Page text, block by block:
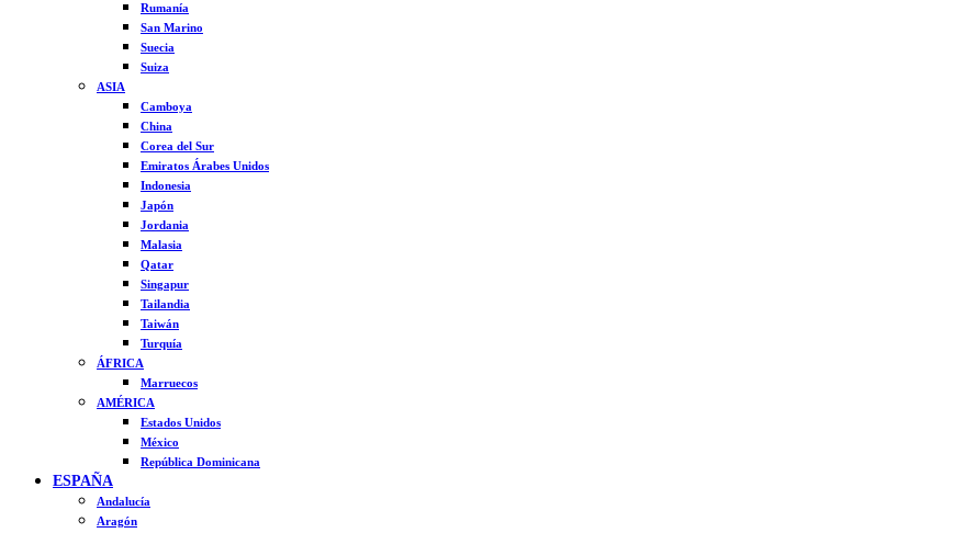
Rumanía
San Marino
Suecia
Suiza
ASIA
Camboya
China
Corea del Sur
Emiratos Árabes Unidos
Indonesia
Japón
Jordania
Malasia
Qatar
Singapur
Tailandia
Taiwán
Turquía
ÁFRICA
Marruecos
AMÉRICA
Estados Unidos
México
República Dominicana
ESPAÑA
Andalucía
Aragón